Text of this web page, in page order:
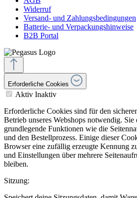
Widerruf
Versand- und Zahlungsbedingungen
Batterie- und Verpackungshinweise
B2B Portal
Erforderliche Cookies
Aktiv Inaktiv
Erforderliche Cookies sind für den
Betrieb unseres Webshops notwendig. Sie
grundlegende Funktionen wie die
und den Bestellprozess. Einige dieser
Browser eine zufällig erzeugte Kennung
und Einstellungen über mehrere
bleiben.
Sitzung: